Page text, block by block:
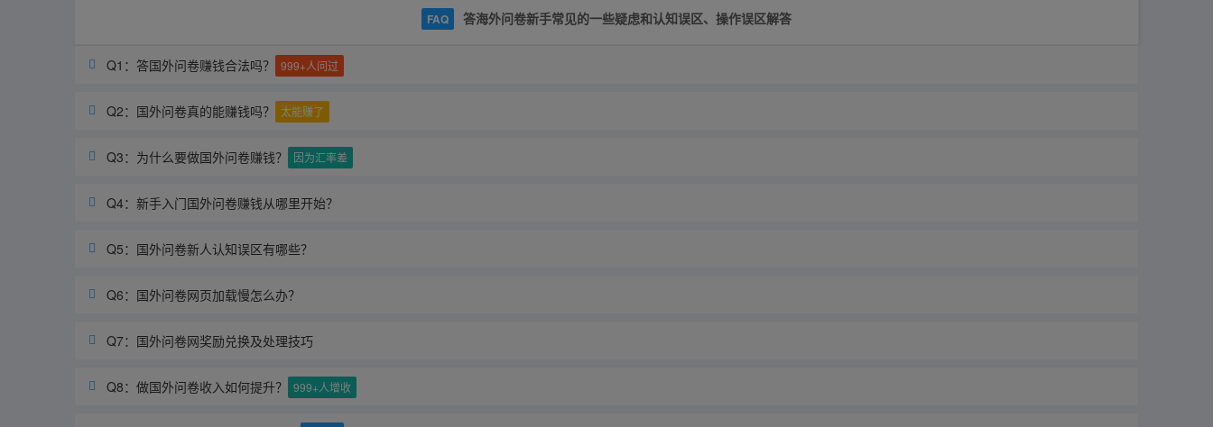
FAQ 答海外问卷新手常见的一些疑虑和认知误区、操作误区解答
Q1：答国外问卷赚钱合法吗？ 999+人问过

Q2：国外问卷真的能赚钱吗？ 太能赚了

Q3：为什么要做国外问卷赚钱？ 因为汇率差

Q4：新手入门国外问卷赚钱从哪里开始？

Q5：国外问卷新人认知误区有哪些？

Q6：国外问卷网页加载慢怎么办？

Q7：国外问卷网奖励兑换及处理技巧

Q8：做国外问卷收入如何提升？ 999+人增收
